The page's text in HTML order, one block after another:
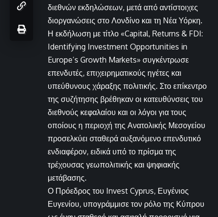
διεθνών εκδηλώσεων, μετά από αντίστοιχες
διοργανώσεις στο Λονδίνο και τη Νέα Υόρκη.
Η εκδήλωση με τίτλο «Capital, Returns & FDI:
Identifying Investment Opportunities in
Europe’s Growth Markets» συγκέντρωσε
επενδυτές, επιχειρηματικούς ηγέτες και
υπεύθυνους χάραξης πολιτικής. Στο επίκεντρο
της συζήτησης βρέθηκαν οι κατευθύνσεις του
διεθνούς κεφαλαίου και οι λόγοι για τους
οποίους η περιοχή της Ανατολικής Μεσογείου
προσελκύει σταθερά αυξανόμενο επενδυτικό
ενδιαφέρον, ειδικά υπό το πρίσμα της
τρέχουσας γεωπολιτικής και ψηφιακής
μετάβασης.
Ο Πρόεδρος του Invest Cyprus, Ευγένιος
Ευγενίου, υπογράμμισε τον ρόλο της Κύπρου